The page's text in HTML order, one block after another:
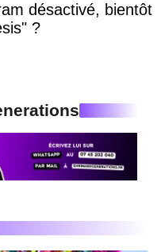
désactivé, bientôt
?